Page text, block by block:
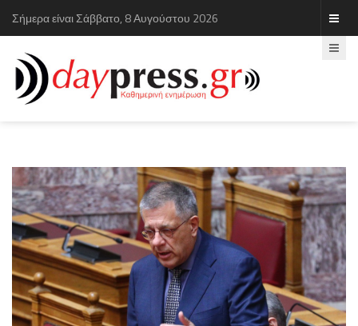
Σήμερα είναι Σάββατο, 8 Αυγούστου 2026